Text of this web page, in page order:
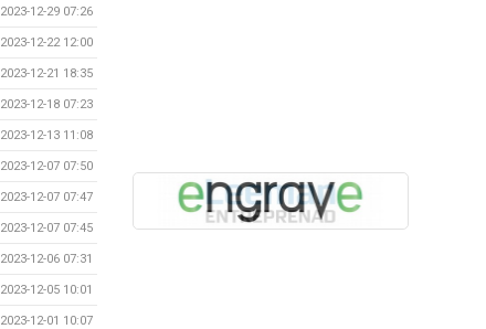
2023-12-29 07:26
2023-12-22 12:00
2023-12-21 18:35
2023-12-18 07:23
2023-12-13 11:08
2023-12-07 07:50
2023-12-07 07:47
2023-12-07 07:45
2023-12-06 07:31
2023-12-05 10:01
2023-12-01 10:07